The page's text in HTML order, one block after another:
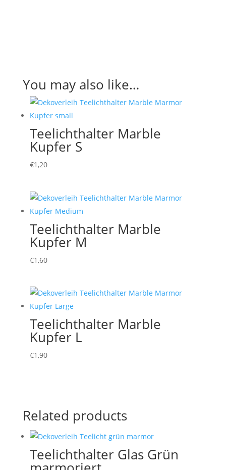
You may also like…
Teelichthalter Marble
Kupfer S
€1,20
Teelichthalter Marble
Kupfer M
€1,60
Teelichthalter Marble
Kupfer L
€1,90
Related products
Teelichthalter Glas Grün